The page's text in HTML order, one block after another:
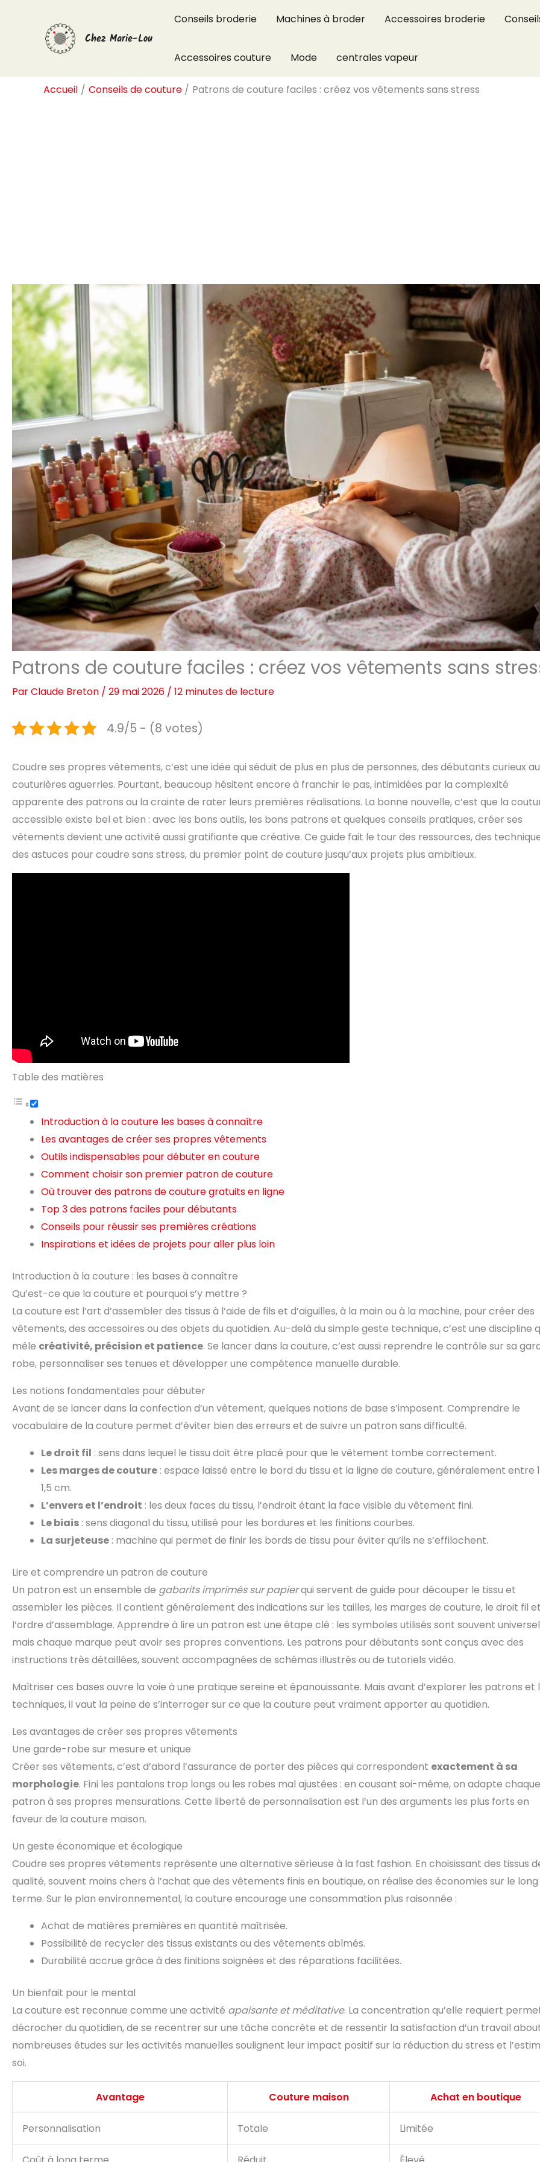
Chez Marie-Lou
Conseils broderie Machines à broder Accessoires broderie
Accessoires couture Mode centrales vapeur
Accueil Conseils de couture Patrons de couture faciles : créez vos vêtements sans stress
Patrons de couture faciles : créez vos vêtements sans
ParClaude Breton / 29 mai 2026 / 12 minutes de lecture
4.9/5 - (8 votes)
Coudre ses propres vêtements, c’est une idée qui séduit de plus en plus de personnes, des débutants curieux
couturières aguerries. Pourtant, beaucoup hésitent encore à franchir le pas, intimidées par la complexité
apparente des patrons ou la crainte de rater leurs premières réalisations. La bonne nouvelle, c’est que la
accessible existe bel et bien : avec les bons outils, les bons patrons et quelques conseils pratiques, créer ses
vêtements devient une activité aussi gratifiante que créative. Ce guide fait le tour des ressources, des
des astuces pour coudre sans stress, du premier point de couture jusqu’aux projets plus ambitieux.
Table des matières
Introduction à la couture les bases à connaître
Les avantages de créer ses propres vêtements
Outils indispensables pour débuter en couture
Comment choisir son premier patron de couture
Où trouver des patrons de couture gratuits en ligne
Top 3 des patrons faciles pour débutants
Conseils pour réussir ses premières créations
Inspirations et idées de projets pour aller plus loin
Introduction à la couture : les bases à connaître
Qu’est-ce que la couture et pourquoi s’y mettre ?
La couture est l’art d’assembler des tissus à l’aide de fils et d’aiguilles, à la main ou à la machine, pour créer des
vêtements, des accessoires ou des objets du quotidien. Au-delà du simple geste technique, c’est une discipline
mêle créativité, précision et patience. Se lancer dans la couture, c’est aussi reprendre le contrôle sur sa
robe, personnaliser ses tenues et développer une compétence manuelle durable.
Les notions fondamentales pour débuter
Avant de se lancer dans la confection d’un vêtement, quelques notions de base s’imposent. Comprendre le
vocabulaire de la couture permet d’éviter bien des erreurs et de suivre un patron sans difficulté.
Le droit fil : sens dans lequel le tissu doit être placé pour que le vêtement tombe correctement.
Les marges de couture : espace laissé entre le bord du tissu et la ligne de couture, généralement entre
1,5 cm.
L’envers et l’endroit : les deux faces du tissu, l’endroit étant la face visible du vêtement fini.
Le biais : sens diagonal du tissu, utilisé pour les bordures et les finitions courbes.
La surjeteuse : machine qui permet de finir les bords de tissu pour éviter qu’ils ne s’effilochent.
Lire et comprendre un patron de couture
Un patron est un ensemble de gabarits imprimés sur papierqui servent de guide pour découper le tissu et
assembler les pièces. Il contient généralement des indications sur les tailles, les marges de couture, le droit fil
l’ordre d’assemblage. Apprendre à lire un patron est une étape clé : les symboles utilisés sont souvent
mais chaque marque peut avoir ses propres conventions. Les patrons pour débutants sont conçus avec des
instructions très détaillées, souvent accompagnées de schémas illustrés ou de tutoriels vidéo.
Maîtriser ces bases ouvre la voie à une pratique sereine et épanouissante. Mais avant d’explorer les patrons et
techniques, il vaut la peine de s’interroger sur ce que la couture peut vraiment apporter au quotidien.
Les avantages de créer ses propres vêtements
Une garde-robe sur mesure et unique
Créer ses vêtements, c’est d’abord l’assurance de porter des pièces qui correspondent exactement à sa
morphologie. Fini les pantalons trop longs ou les robes mal ajustées : en cousant soi-même, on adapte chaque
patron à ses propres mensurations. Cette liberté de personnalisation est l’un des arguments les plus forts en
faveur de la couture maison.
Un geste économique et écologique
Coudre ses propres vêtements représente une alternative sérieuse à la fast fashion. En choisissant des tissus
qualité, souvent moins chers à l’achat que des vêtements finis en boutique, on réalise des économies sur le long
terme. Sur le plan environnemental, la couture encourage une consommation plus raisonnée :
Achat de matières premières en quantité maîtrisée.
Possibilité de recycler des tissus existants ou des vêtements abîmés.
Durabilité accrue grâce à des finitions soignées et des réparations facilitées.
Un bienfait pour le mental
La couture est reconnue comme une activité apaisante et méditative. La concentration qu’elle requiert
décrocher du quotidien, de se recentrer sur une tâche concrète et de ressentir la satisfaction d’un travail
nombreuses études sur les activités manuelles soulignent leur impact positif sur la réduction du stress et
soi.
Avantage Couture maison Achat en boutique
Personnalisation Totale Limitée